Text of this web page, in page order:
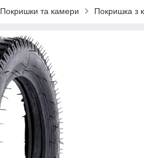
Покришки та камери Покришка з